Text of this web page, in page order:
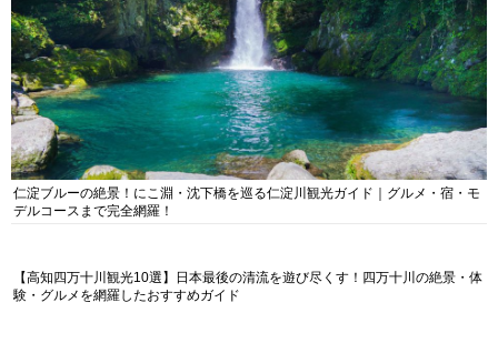
仁淀ブルーの絶景！にこ淵・沈下橋を巡る仁淀川観光ガイド｜グルメ・宿・モ
デルコースまで完全網羅！
【高知四万十川観光10選】日本最後の清流を遊び尽くす！四万十川の絶景・体
験・グルメを網羅したおすすめガイド